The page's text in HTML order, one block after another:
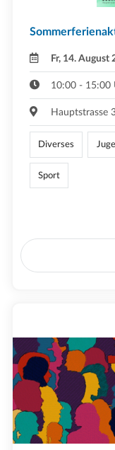
Fr, 14. August
10:00 - 15:00
Hauptstrasse
Diverses
Sport